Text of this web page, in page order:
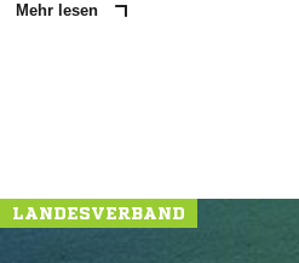
Mehr lesen
LANDESVERBAND